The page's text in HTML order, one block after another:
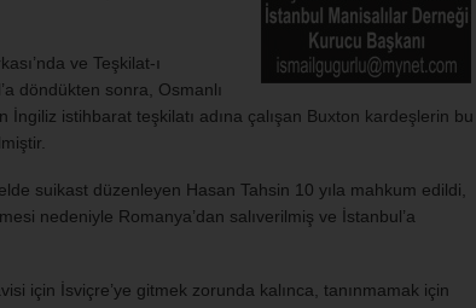
ve Teşkilat-ı
döndükten sonra, Osmanlı
İngiliz istihbarat teşkilatı adına çalışan Buxton kardeşlerin bu
suikast düzenleyen Hasan Tahsin 10 yıla mahkum edildi,
nedeniyle Romanya’dan salıverilmiş ve İstanbul’a
için İsviçre’ye gitmek zorunda kalınca, tanınmamak için